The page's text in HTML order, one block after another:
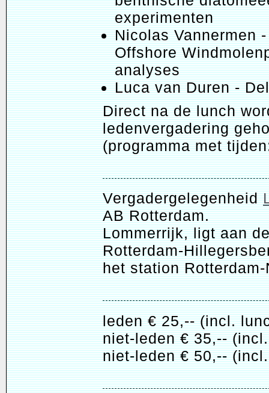
experimenten
Nicolas Vannermen
Offshore
analyses
Luca van Duren -
Direct na de lunch
ledenvergadering
(programma met
Vergadergelegenheid
AB Rotterdam.
Lommerrijk, ligt aan
Rotterdam-
het station Rotterdam-
leden € 25,-- (incl.
niet-leden € 35,--
niet-leden € 50,--